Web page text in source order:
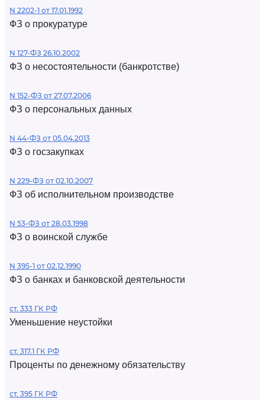
N 2202-1 от 17.01.1992
ФЗ о прокуратуре
N 127-ФЗ 26.10.2002
ФЗ о несостоятельности (банкротстве)
N 152-ФЗ от 27.07.2006
ФЗ о персональных данных
N 44-ФЗ от 05.04.2013
ФЗ о госзакупках
N 229-ФЗ от 02.10.2007
ФЗ об исполнительном производстве
N 53-ФЗ от 28.03.1998
ФЗ о воинской службе
N 395-1 от 02.12.1990
ФЗ о банках и банковской деятельности
ст. 333 ГК РФ
Уменьшение неустойки
ст. 317.1 ГК РФ
Проценты по денежному обязательству
ст. 395 ГК РФ